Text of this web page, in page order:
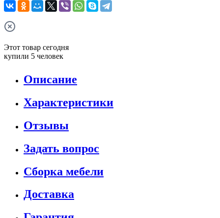
Этот товар сегодня
купили 5 человек
Описание
Характеристики
Отзывы
Задать вопрос
Сборка мебели
Доставка